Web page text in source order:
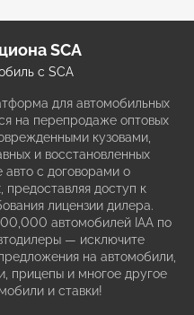
SCA
с SCA
для автомобильных
на перепродаже оптовых
кузовами,
и восстановленных
авто с договорами о
доступ к
лицензии дилера.
автомобилей IAA по
— исключите
на автомобили,
прицепы и многое другое
и ставки!